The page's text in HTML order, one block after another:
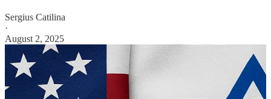
Sergius Catilina
·
August 2, 2025